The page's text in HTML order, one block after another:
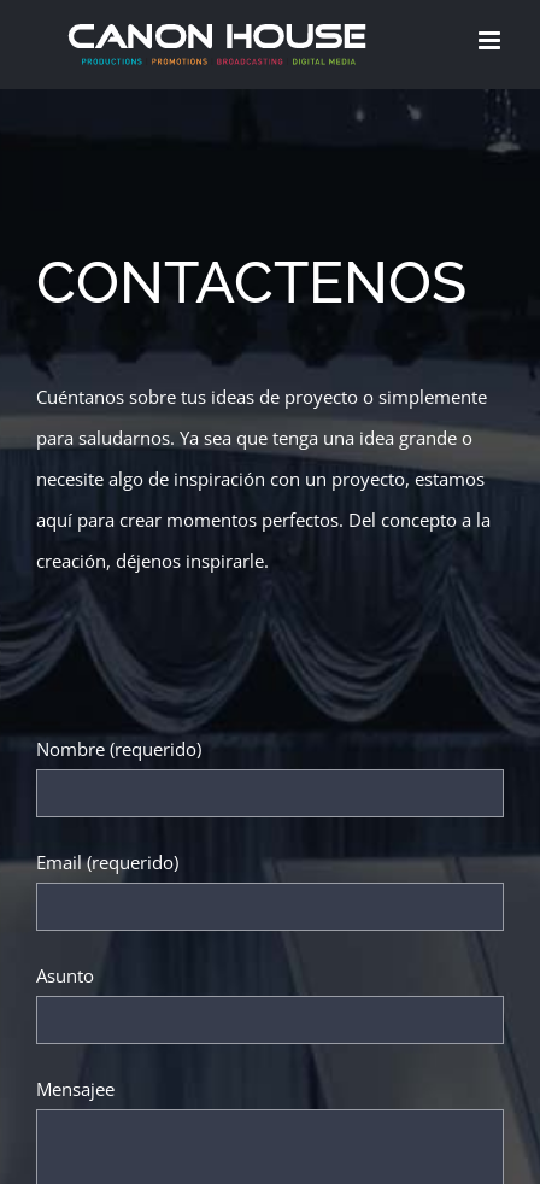
CONTACTENOS
Cuéntanos sobre tus ideas de proyecto o simplemente
para saludarnos. Ya sea que tenga una idea grande o
necesite algo de inspiración con un proyecto, estamos
aquí para crear momentos perfectos. Del concepto a la
creación, déjenos inspirarle.
Nombre (requerido)
Email (requerido)
Asunto
Mensajee